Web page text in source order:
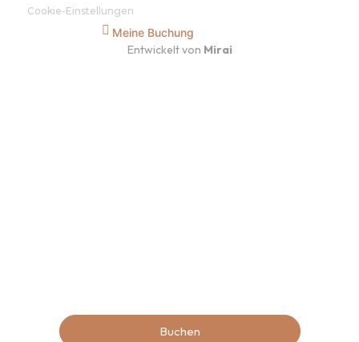
Buchen
Cookie-Einstellungen
Meine Buchung
Entwickelt von Mirai